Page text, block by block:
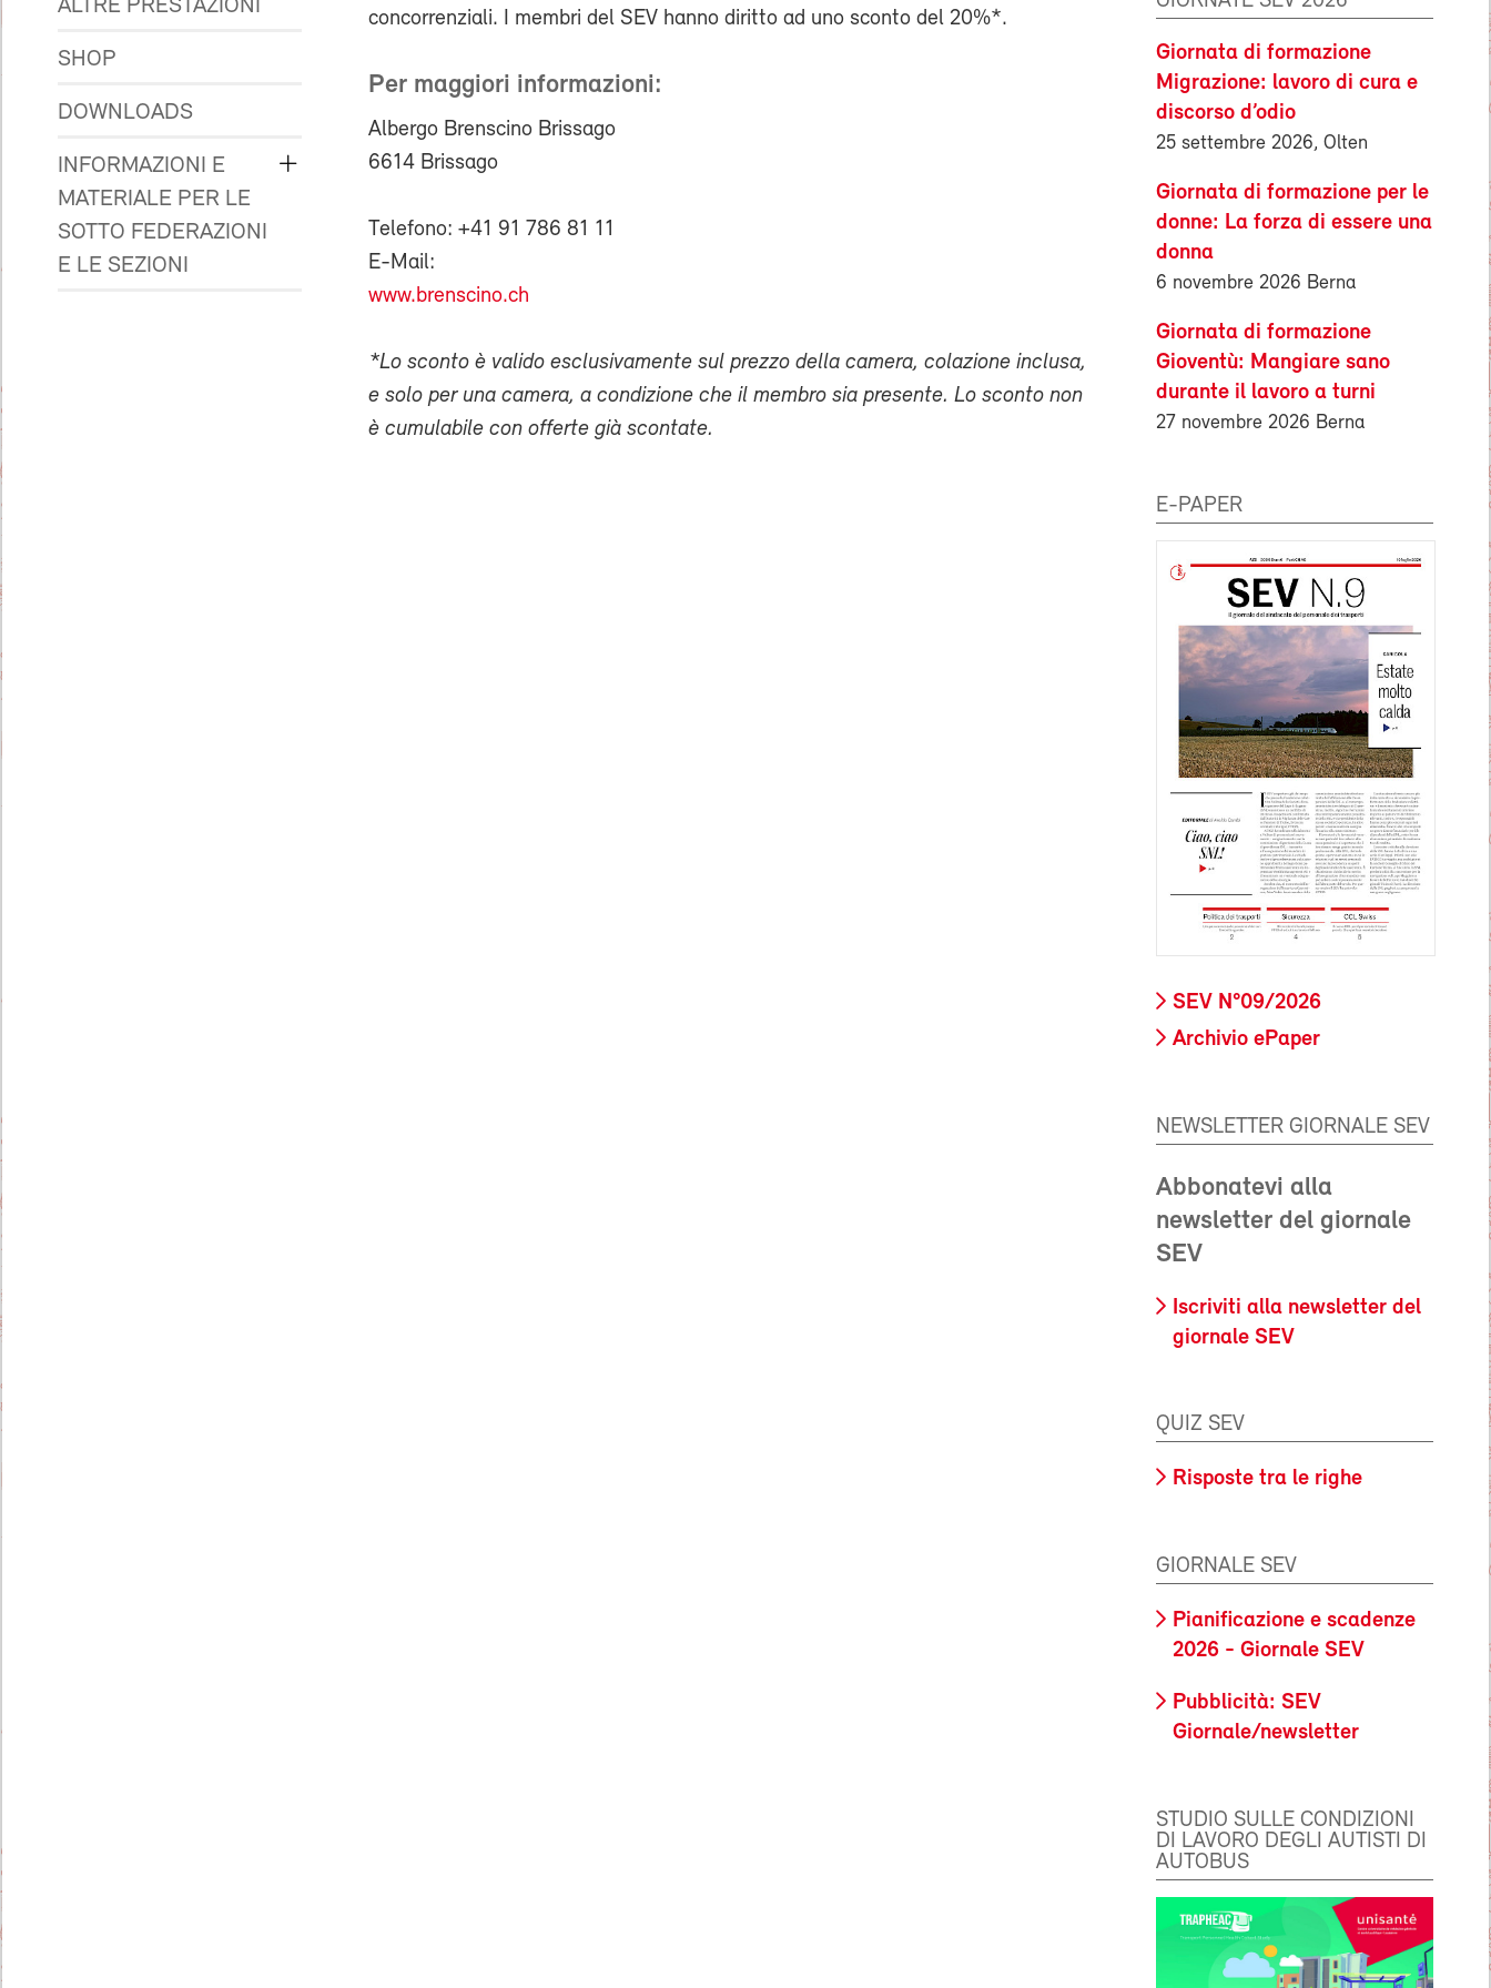
ALTRE PRESTAZIONI
SHOP
DOWNLOADS
INFORMAZIONI E
MATERIALE PER LE
SOTTO FEDERAZIONI
E LE SEZIONI
concorrenziali. I membri del SEV hanno diritto ad uno sconto del 20%*.
Per maggiori informazioni:
Albergo Brenscino Brissago
6614 Brissago
Telefono: +41 91 786 81 11
E-Mail:
www.brenscino.ch
*Lo sconto è valido esclusivamente sul prezzo della camera, colazione inclusa,
e solo per una camera, a condizione che il membro sia presente. Lo sconto non
è cumulabile con offerte già scontate.
Giornata di formazione
Migrazione: lavoro di cura e
discorso d’odio
25 settembre 2026, Olten
Giornata di formazione per le
donne: La forza di essere una
donna
6 novembre 2026 Berna
Giornata di formazione
Gioventù: Mangiare sano
durante il lavoro a turni
27 novembre 2026 Berna
E-PAPER
SEV N°09/2026
Archivio ePaper
NEWSLETTER GIORNALE SEV
Abbonatevi alla
newsletter del giornale
SEV
Iscriviti alla newsletter del
giornale SEV
QUIZ SEV
Risposte tra le righe
GIORNALE SEV
Pianificazione e scadenze
2026 - Giornale SEV
Pubblicità: SEV
Giornale/newsletter
STUDIO SULLE CONDIZIONI
DI LAVORO DEGLI AUTISTI DI
AUTOBUS